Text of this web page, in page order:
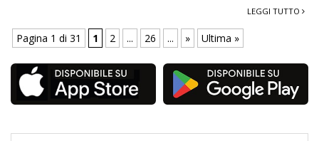
LEGGI TUTTO
Pagina 1 di 31 1 2 ... 26 ... » Ultima »